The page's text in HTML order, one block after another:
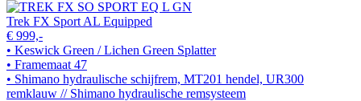
Trek FX Sport AL Equipped
€ 999,-
• Keswick Green / Lichen Green Splatter
• Framemaat 47
• Shimano hydraulische schijfrem, MT201 hendel, UR300
remklauw // Shimano hydraulische remsysteem